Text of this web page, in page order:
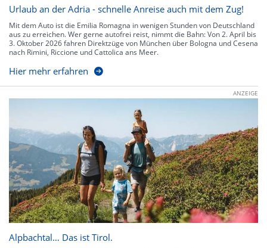
Urlaub an der Adria - schnelle Anreise auch mit dem Zug!
Mit dem Auto ist die Emilia Romagna in wenigen Stunden von Deutschland
aus zu erreichen. Wer gerne autofrei reist, nimmt die Bahn: Von 2. April bis
3. Oktober 2026 fahren Direktzüge von München über Bologna und Cesena
nach Rimini, Riccione und Cattolica ans Meer.
Hier mehr erfahren
ANZEIGE
Alpbachtal… Das ist Tirol.